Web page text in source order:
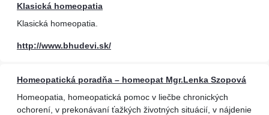
Klasická homeopatia
Klasická homeopatia.
http://www.bhudevi.sk/
Homeopatická poradňa – homeopat Mgr.Lenka Szopová
Homeopatia, homeopatická pomoc v liečbe chronických
ochorení, v prekonávaní ťažkých životných situácií, v nájdenie